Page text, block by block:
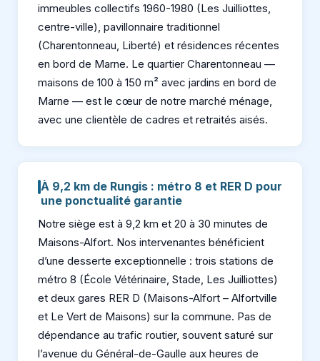
immeubles collectifs 1960-1980 (Les Juilliottes,
centre-ville), pavillonnaire traditionnel
(Charentonneau, Liberté) et résidences récentes
en bord de Marne. Le quartier Charentonneau —
maisons de 100 à 150 m² avec jardins en bord de
Marne — est le cœur de notre marché ménage,
avec une clientèle de cadres et retraités aisés.
À 9,2 km de Rungis : métro 8 et RER D pour
une ponctualité garantie
Notre siège est à 9,2 km et 20 à 30 minutes de
Maisons-Alfort. Nos intervenantes bénéficient
d’une desserte exceptionnelle : trois stations de
métro 8 (École Vétérinaire, Stade, Les Juilliottes)
et deux gares RER D (Maisons-Alfort – Alfortville
et Le Vert de Maisons) sur la commune. Pas de
dépendance au trafic routier, souvent saturé sur
l’avenue du Général-de-Gaulle aux heures de